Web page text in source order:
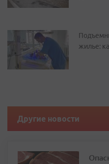
жилье:
Другие новости